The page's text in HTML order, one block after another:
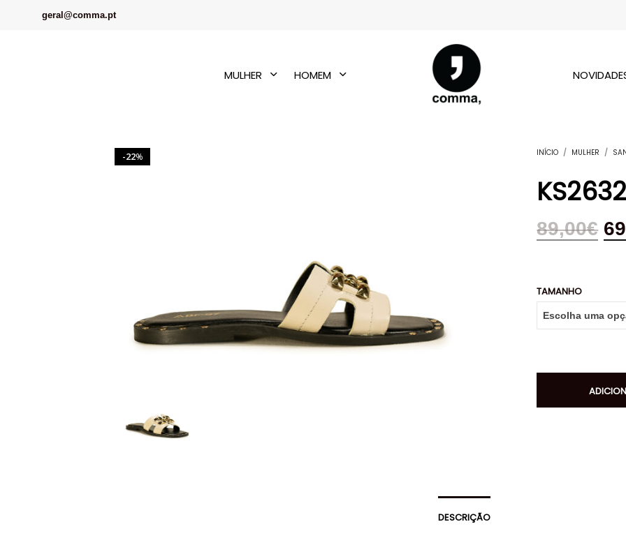
geral@comma.pt
MULHER HOMEM
%
22 INÍCIO / MULHER /
89,00€
TAMANHO
DESCRIÇÃO